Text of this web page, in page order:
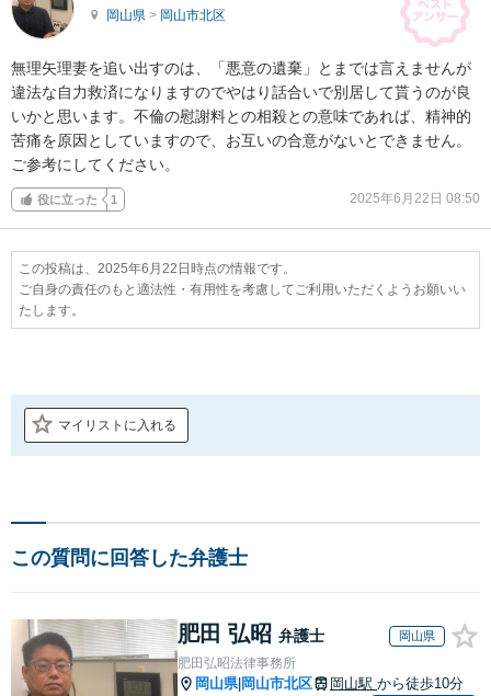
岡山県 > 岡山市北区
無理矢理妻を追い出すのは、「悪意の遺棄」とまでは言えませんが
違法な自力救済になりますのでやはり話合いで別居して貰うのが良
いかと思います。不倫の慰謝料との相殺との意味であれば、精神的
苦痛を原因としていますので、お互いの合意がないとできません。
ご参考にしてください。
役に立った 1 2025年6月22日 08:50
この投稿は、2025年6月22日時点の情報です。
ご自身の責任のもと適法性・有用性を考慮してご利用いただくようお願いい
たします。
マイリストに入れる
この質問に回答した弁護士
肥田 弘昭 弁護士 岡山県
肥田弘昭法律事務所
岡山県| 岡山市北区 岡山駅 から徒歩10分